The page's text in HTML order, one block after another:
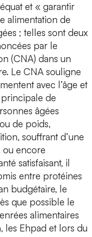
et « garantir
alimentation de
; telles sont deux
par le
(CNA) dans un
Le CNA souligne
avec l’âge et
de
âgées
de poids,
souffrant d’une
ou encore
satisfaisant, il
entre protéines
budgétaire, le
que possible le
alimentaires
les Ehpad et lors du